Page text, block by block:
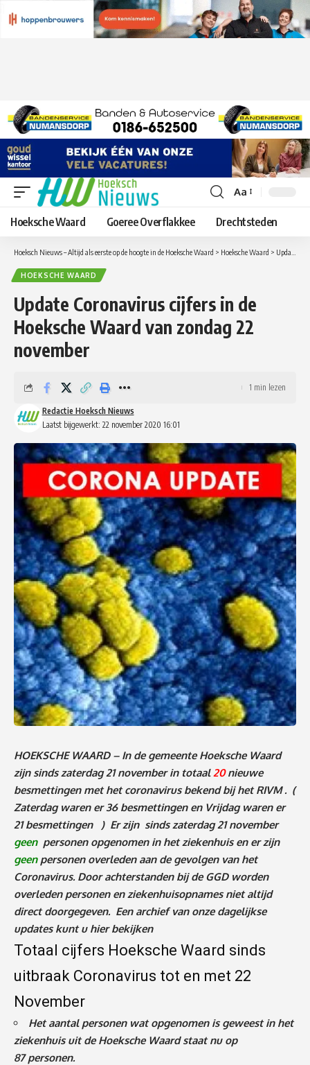
Lettergrootte
aanpassen
Aa
Hoeksche Waard Goeree Overflakkee Drechtsteden
Hoeksch Nieuws – Altijd als eerste op de hoogte in de Hoeksche Waard > Hoeksche Waard > Update Coronavirus cijfers in de Hoeksche Waard van zondag 22 november
HOEKSCHE WAARD
Update Coronavirus cijfers in de
Hoeksche Waard van zondag 22
november
Laatst bijgewerkt: 22 november 2020 16:01
Redactie Hoeksch Nieuws
1 min lezen
HOEKSCHE WAARD – In de gemeente Hoeksche Waard
zijn sinds zaterdag 21novemberin totaal20nieuwe
besmettingen met het coronavirus bekend bij het RIVM . (
Zaterdag waren er 36 besmettingen en Vrijdag waren er
21 besmettingen ) Er zijn sinds zaterdag 21 november
geenpersonen opgenomen in het ziekenhuis en er zijn
geenpersonenoverleden aan de gevolgen van het
Coronavirus. Door achterstanden bij de GGD worden
overleden personen en ziekenhuisopnames niet altijd
direct doorgegeven. Een archief van onze dagelijkse
updates kunt u hierbekijken
Totaal cijfers Hoeksche Waard sinds
uitbraak Coronavirus tot en met 22
November
Het aantal personen wat opgenomen is geweest in het
ziekenhuis uit de Hoeksche Waard staat nu op
87personen.